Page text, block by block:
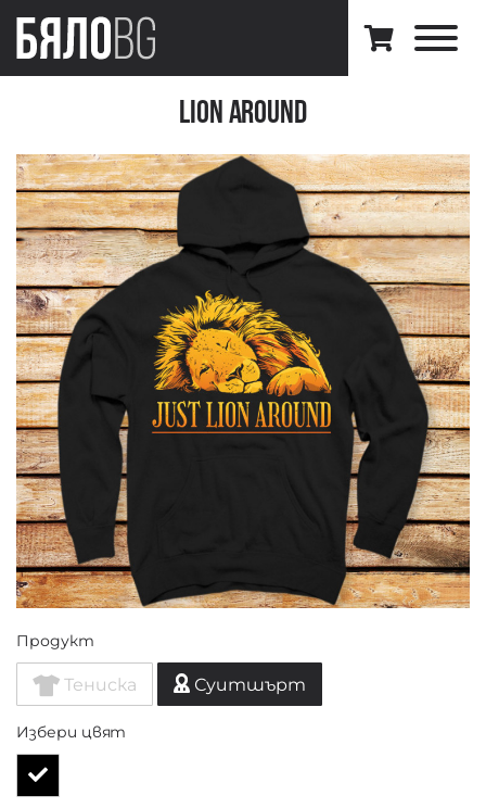
Lion Around
Продукт
Тениска Суитшърт
Избери цвят